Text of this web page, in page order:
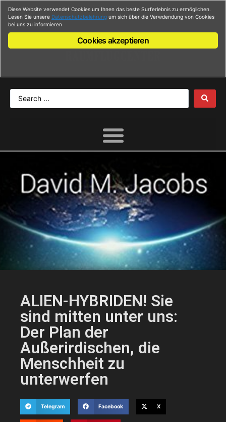
Anmelden
ALIEN-HYBRIDEN! Sie
sind mitten unter uns:
Der Plan der
Außerirdischen, die
Menschheit zu
unterwerfen
Telegram Facebook X
Diese Website verwendet Cookies um Ihnen das beste Surferlebnis zu ermöglichen.
Lesen Sie unsere Datenschutzbelehrung um sich über die Verwdendung von Cookies
bei uns zu informieren
Cookies akzeptieren